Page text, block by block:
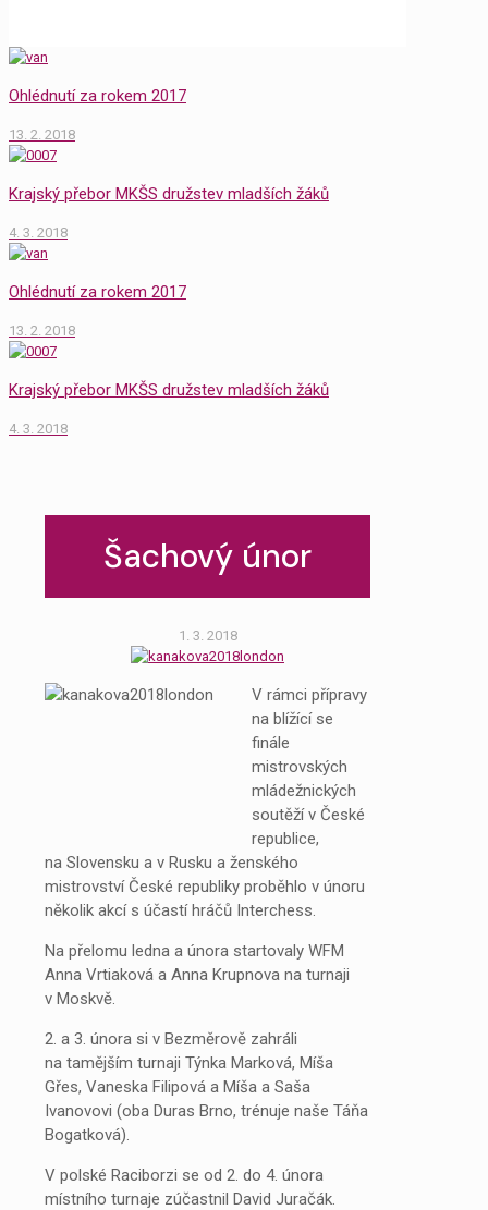
Ohlédnutí za rokem 2017
13. 2. 2018
Krajský přebor MKŠS družstev mladších žáků
4. 3. 2018
Ohlédnutí za rokem 2017
13. 2. 2018
Krajský přebor MKŠS družstev mladších žáků
4. 3. 2018
Šachový únor
1. 3. 2018
V rámci přípravy
na blížící se
finále
mistrovských
mládežnických
soutěží v České
republice,
na Slovensku a v Rusku a ženského
mistrovství České republiky proběhlo v únoru
několik akcí s účastí hráčů Interchess.
Na přelomu ledna a února startovaly WFM
Anna Vrtiaková a Anna Krupnova na turnaji
v Moskvě.
2. a 3. února si v Bezměrově zahráli
na tamějším turnaji Týnka Marková, Míša
Gřes, Vaneska Filipová a Míša a Saša
Ivanovovi (oba Duras Brno, trénuje naše Táňa
Bogatková).
V polské Raciborzi se od 2. do 4. února
místního turnaje zúčastnil David Juračák.